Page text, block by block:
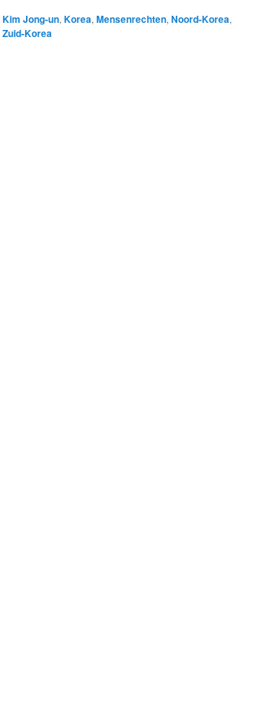
Kim Jong-un, Korea, Mensenrechten, Noord-Korea,
Zuid-Korea